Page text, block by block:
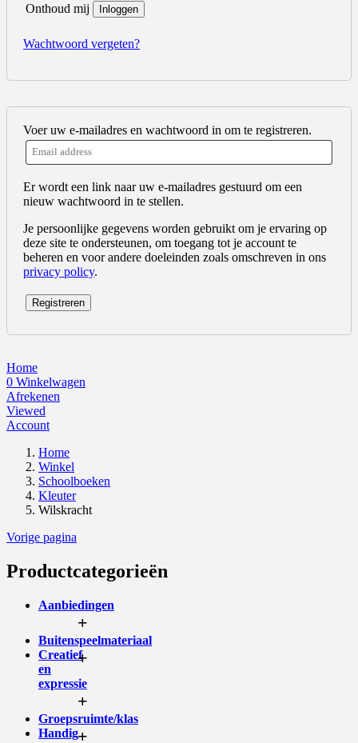
Onthoud mij Inloggen
Wachtwoord vergeten?
Voer uw e-mailadres en wachtwoord in om te registreren.
Er wordt een link naar uw e-mailadres gestuurd om een
nieuw wachtwoord in te stellen.
Je persoonlijke gegevens worden gebruikt om je ervaring op
deze site te ondersteunen, om toegang tot je account te
beheren en voor andere doeleinden zoals omschreven in ons
privacy policy.
Registreren
Home
0 Winkelwagen
Afrekenen
Viewed
Account
Home
Winkel
Schoolboeken
Kleuter
Wilskracht
Vorige pagina
Productcategorieën
Aanbiedingen
+
Buitenspeelmateriaal
+
Creatief
en
expressie
+
Groepsruimte/klas
+
Handig